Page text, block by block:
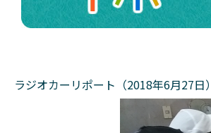
ラジオカーリポート（2018年6月27日）